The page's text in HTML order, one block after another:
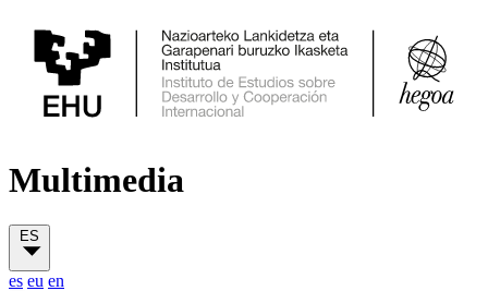
Multimedia
ES
es eu en